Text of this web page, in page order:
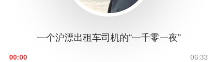
一个沪漂出租车司机的“一千零一夜”
00:00 06:33